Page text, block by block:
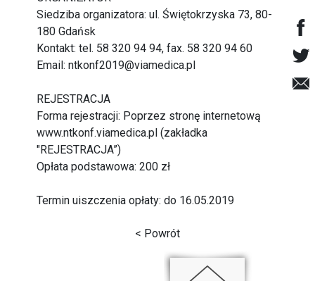
Siedziba organizatora: ul. Świętokrzyska 73, 80-
180 Gdańsk
Kontakt: tel. 58 320 94 94, fax. 58 320 94 60
Email: ntkonf2019@viamedica.pl
REJESTRACJA
Forma rejestracji: Poprzez stronę internetową
www.ntkonf.viamedica.pl (zakładka
"REJESTRACJA”)
Opłata podstawowa: 200 zł
Termin uiszczenia opłaty: do 16.05.2019
< Powrót